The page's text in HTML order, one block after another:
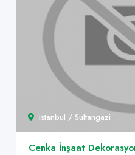
istanbul / Sultangazi
Cenka İnşaat